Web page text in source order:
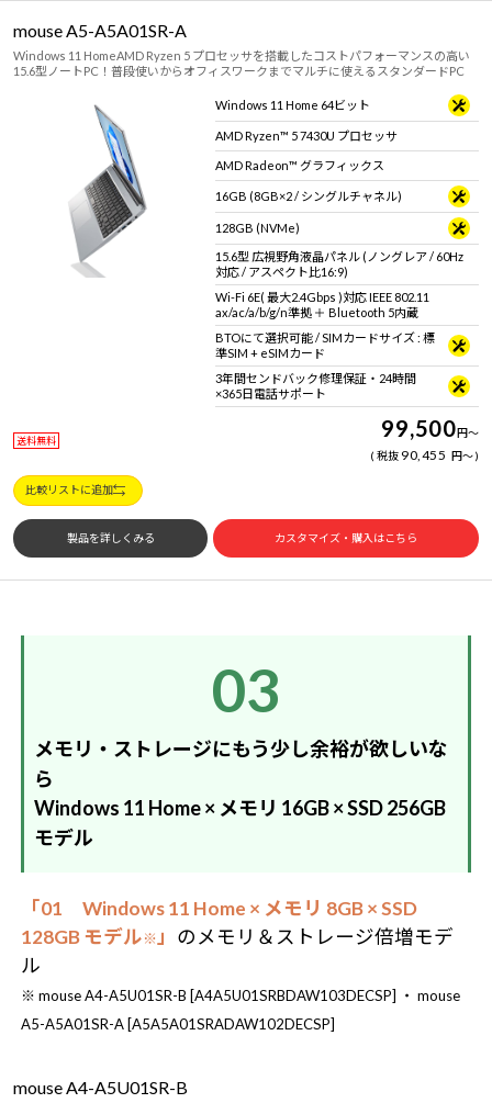
mouse A5-A5A01SR-A
Windows 11 HomeAMD Ryzen 5 プロセッサを搭載したコストパフォーマンスの高い
15.6型ノートPC！普段使いからオフィスワークまでマルチに使えるスタンダードPC
Windows 11 Home 64ビット
AMD Ryzen™ 5 7430U プロセッサ
AMD Radeon™ グラフィックス
16GB (8GB×2 / シングルチャネル)
128GB (NVMe)
15.6型 広視野角液晶パネル (ノングレア / 60Hz
対応 / アスペクト比16:9)
Wi-Fi 6E( 最大2.4Gbps )対応 IEEE 802.11
ax/ac/a/b/g/n準拠 ＋ Bluetooth 5内蔵
BTOにて選択可能 / SIMカードサイズ : 標
準SIM + eSIMカード
3年間センドバック修理保証・24時間
×365日電話サポート
送料無料 99,500円～
税抜 90,455 円～
比較リストに追加
製品を詳しくみる カスタマイズ・購入はこちら
03
メモリ・ストレージにもう少し余裕が欲しいな
ら
Windows 11 Home × メモリ 16GB × SSD 256GB
モデル
「01 Windows 11 Home × メモリ 8GB × SSD
128GB モデル※ 」 のメモリ＆ストレージ倍増モデ
ル
※ mouse A4-A5U01SR-B [A4A5U01SRBDAW103DECSP] ・ mouse
A5-A5A01SR-A [A5A5A01SRADAW102DECSP]
mouse A4-A5U01SR-B